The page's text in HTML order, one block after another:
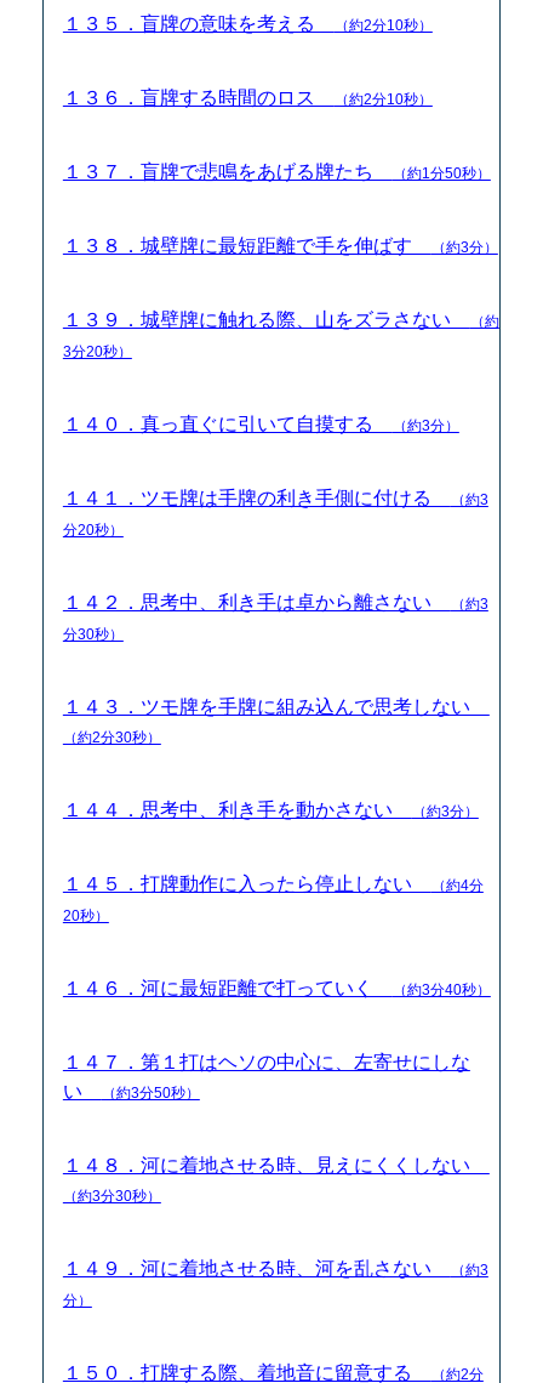
１３５．盲牌の意味を考える （約2分10秒）
１３６．盲牌する時間のロス （約2分10秒）
１３７．盲牌で悲鳴をあげる牌たち （約1分50秒）
１３８．城壁牌に最短距離で手を伸ばす （約3分）
１３９．城壁牌に触れる際、山をズラさない
（約
3分20秒）
１４０．真っ直ぐに引いて自摸する （約3分）
１４１．ツモ牌は手牌の利き手側に付ける
（約3
分20秒）
１４２．思考中、利き手は卓から離さない
（約3
分30秒）
１４３．ツモ牌を手牌に組み込んで思考しない
（約2分30秒）
１４４．思考中、利き手を動かさない （約3分）
１４５．打牌動作に入ったら停止しない
（約4分
20秒）
１４６．河に最短距離で打っていく （約3分40秒）
１４７．第１打はヘソの中心に、左寄せにしな
い
（約3分50秒）
１４８．河に着地させる時、見えにくくしない
（約3分30秒）
１４９．河に着地させる時、河を乱さない
（約3
分）
１５０．打牌する際、着地音に留意する
（約2分